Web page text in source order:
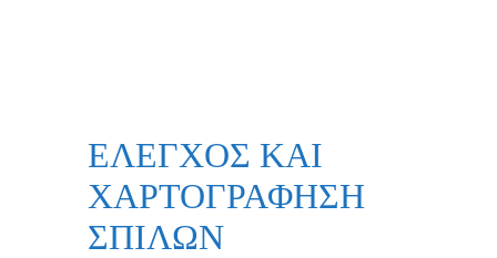
ΕΛΕΓΧΟΣ ΚΑΙ
ΧΑΡΤΟΓΡΑΦΗΣΗ
ΣΠΙΛΩΝ